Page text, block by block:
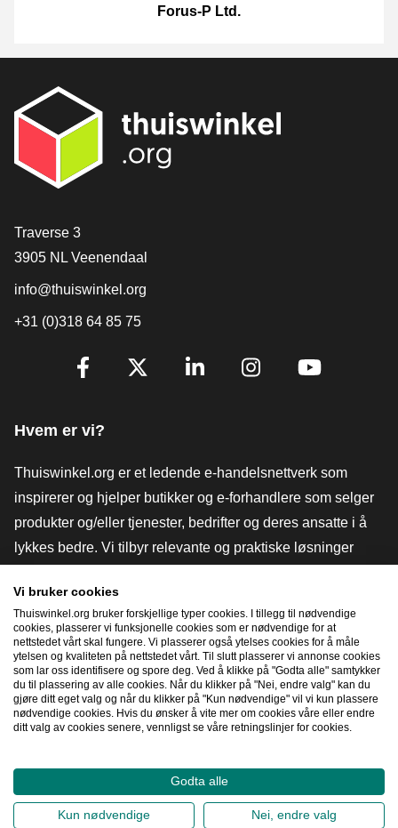
Forus-P Ltd.
[_General:Contact]
Traverse 3
3905 NL Veenendaal
info@thuiswinkel.org
+31 (0)318 64 85 75
[_General:SocialMediaTitle]
Hvem er vi?
Thuiswinkel.org er et ledende e-handelsnettverk som
inspirerer og hjelper butikker og e-forhandlere som selger
produkter og/eller tjenester, bedrifter og deres ansatte i å
lykkes bedre. Vi tilbyr relevante og praktiske løsninger
verktøy og råd, advokatvirksomhet, markedsundersøkelser,
og har vår egen utdanningsplattform, Thuiswinkel e-
Academy.
Naviger raskt
2026©Thuiswinkel.org
Vi bruker cookies
Thuiswinkel.org bruker forskjellige typer cookies. I tillegg til nødvendige
cookies, plasserer vi funksjonelle cookies som er nødvendige for at
nettstedet vårt skal fungere. Vi plasserer også ytelses cookies for å måle
ytelsen og kvaliteten på nettstedet vårt. Til slutt plasserer vi annonse cookies
som lar oss identifisere og spore deg. Ved å klikke på "Godta alle" samtykker
du til plassering av alle cookies. Når du klikker på "Nei, endre valg" kan du
gjøre ditt eget valg og når du klikker på "Kun nødvendige" vil vi kun plassere
nødvendige cookies. Hvis du ønsker å vite mer om cookies våre eller endre
ditt valg av cookies senere, vennligst se våre retningslinjer for cookies.
Godta alle
Kun nødvendige Nei, endre valg